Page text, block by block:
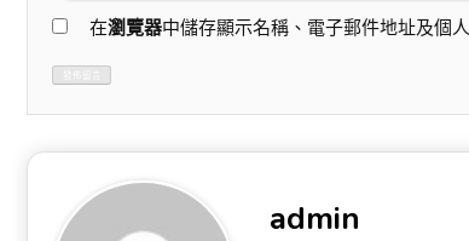
在瀏覽器中儲存顯示名稱、電子郵件地址及個
admin